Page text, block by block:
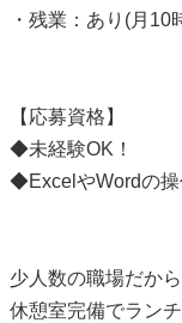
・残業：あり(月10
【応募資格】
◆未経験OK！
◆ExcelやWordの操
少人数の職場だか
休憩室完備でラン